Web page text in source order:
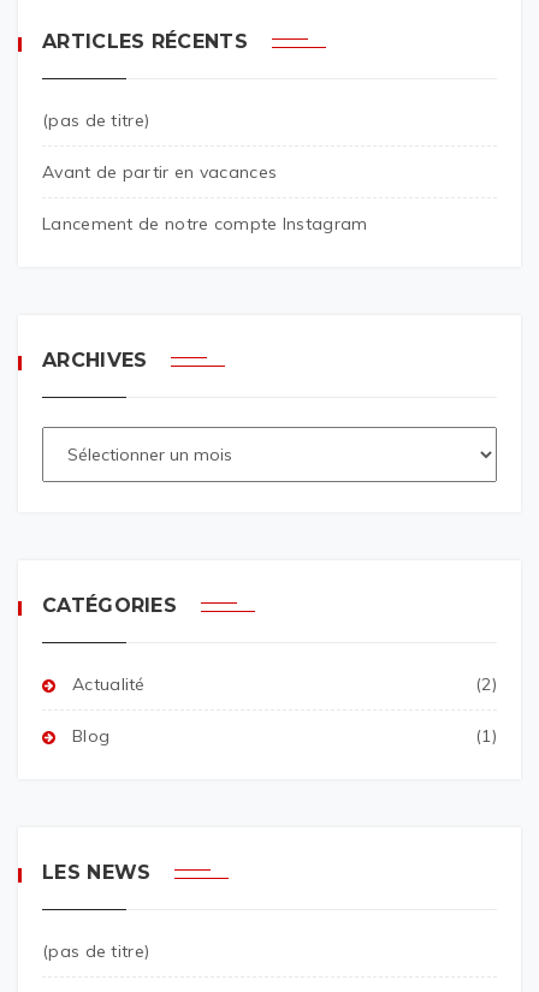
ARTICLES RÉCENTS
(pas de titre)
Avant de partir en vacances
Lancement de notre compte Instagram
ARCHIVES
CATÉGORIES
Actualité (2)
Blog (1)
LES NEWS
(pas de titre)